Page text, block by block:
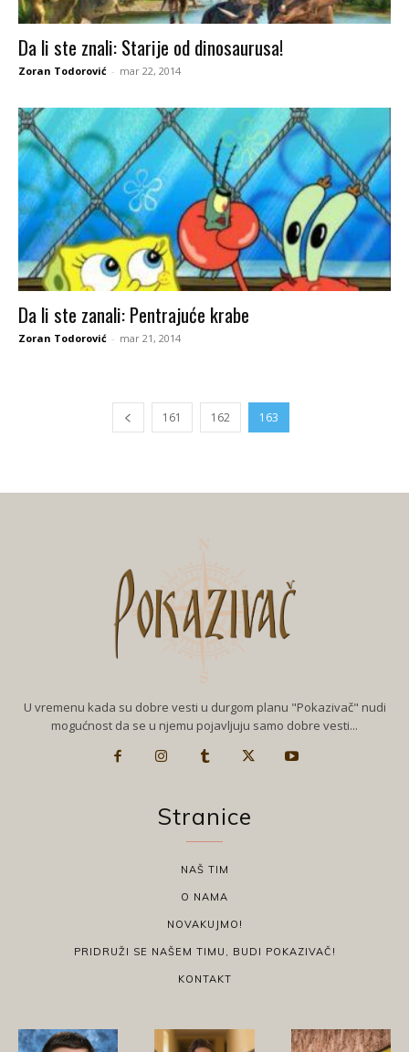
Da li ste znali: Starije od dinosaurusa!
Zoran Todorović - mar 22, 2014
Da li ste zanali: Pentrajuće krabe
Zoran Todorović - mar 21, 2014
161 162 163
U vremenu kada su dobre vesti u durgom planu "Pokazivač" nudi
mogućnost da se u njemu pojavljuju samo dobre vesti...
Stranice
NAŠ TIM
O NAMA
NOVAKUJMO!
PRIDRUŽI SE NAŠEM TIMU, BUDI POKAZIVAČ!
KONTAKT